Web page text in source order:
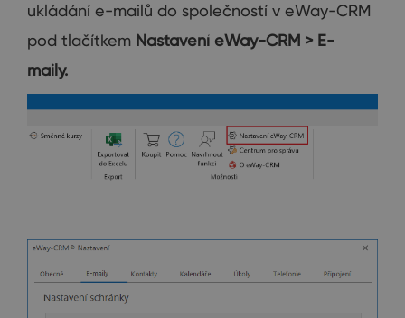
ukládání e-mailů do společností v eWay-CRM
pod tlačítkem Nastavení eWay-CRM > E-
maily.